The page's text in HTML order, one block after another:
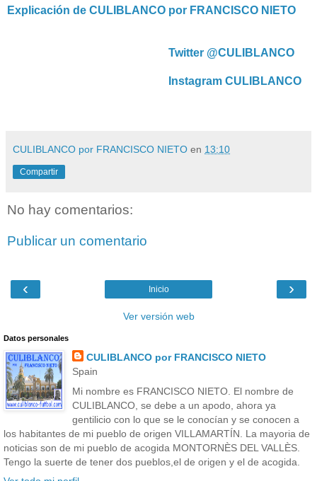
Explicación de CULIBLANCO por FRANCISCO NIETO
Twitter @CULIBLANCO
Instagram CULIBLANCO
CULIBLANCO por FRANCISCO NIETO en 13:10
Compartir
No hay comentarios:
Publicar un comentario
‹ ›
Inicio
Ver versión web
Datos personales
CULIBLANCO por FRANCISCO NIETO
Spain
Mi nombre es FRANCISCO NIETO. El nombre de
CULIBLANCO, se debe a un apodo, ahora ya
gentilicio con lo que se le conocían y se conocen a
los habitantes de mi pueblo de origen VILLAMARTÍN. La mayoria de
noticias son de mi pueblo de acogida MONTORNÈS DEL VALLÈS.
Tengo la suerte de tener dos pueblos,el de origen y el de acogida.